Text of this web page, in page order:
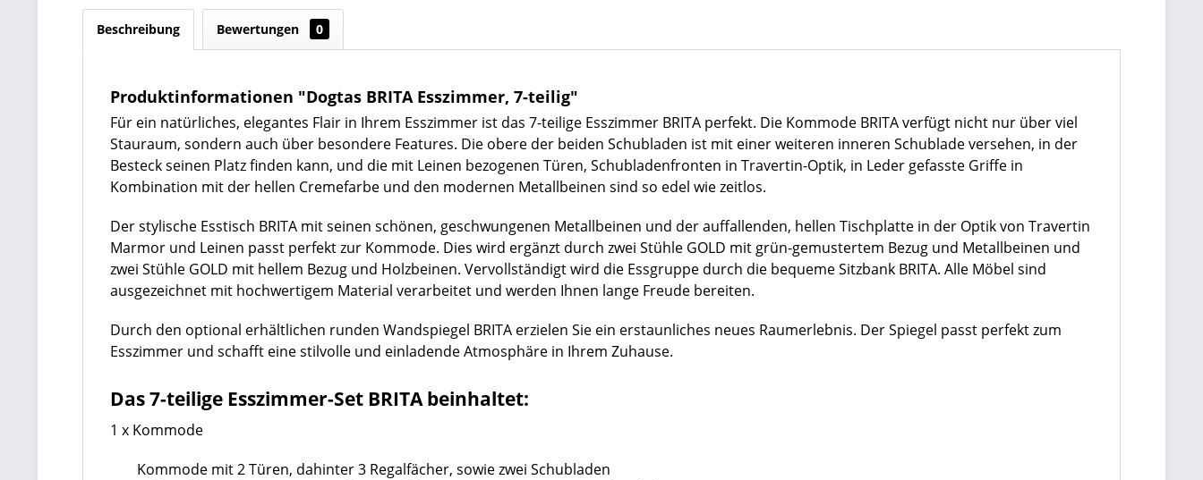
Beschreibung Bewertungen 0
Produktinformationen "Dogtas BRITA Esszimmer, 7-teilig"
Für ein natürliches, elegantes Flair in Ihrem Esszimmer ist das 7-teilige Esszimmer BRITA perfekt. Die Kommode BRITA verfügt nicht nur über viel
Stauraum, sondern auch über besondere Features. Die obere der beiden Schubladen ist mit einer weiteren inneren Schublade versehen, in der
Besteck seinen Platz finden kann, und die mit Leinen bezogenen Türen, Schubladenfronten in Travertin-Optik, in Leder gefasste Griffe in
Kombination mit der hellen Cremefarbe und den modernen Metallbeinen sind so edel wie zeitlos.
Der stylische Esstisch BRITA mit seinen schönen, geschwungenen Metallbeinen und der auffallenden, hellen Tischplatte in der Optik von Travertin
Marmor und Leinen passt perfekt zur Kommode. Dies wird ergänzt durch zwei Stühle GOLD mit grün-gemustertem Bezug und Metallbeinen und
zwei Stühle GOLD mit hellem Bezug und Holzbeinen. Vervollständigt wird die Essgruppe durch die bequeme Sitzbank BRITA. Alle Möbel sind
ausgezeichnet mit hochwertigem Material verarbeitet und werden Ihnen lange Freude bereiten.
Durch den optional erhältlichen runden Wandspiegel BRITA erzielen Sie ein erstaunliches neues Raumerlebnis. Der Spiegel passt perfekt zum
Esszimmer und schafft eine stilvolle und einladende Atmosphäre in Ihrem Zuhause.
Das 7-teilige Esszimmer-Set BRITA beinhaltet:
1 x Kommode
Kommode mit 2 Türen, dahinter 3 Regalfächer, sowie zwei Schubladen